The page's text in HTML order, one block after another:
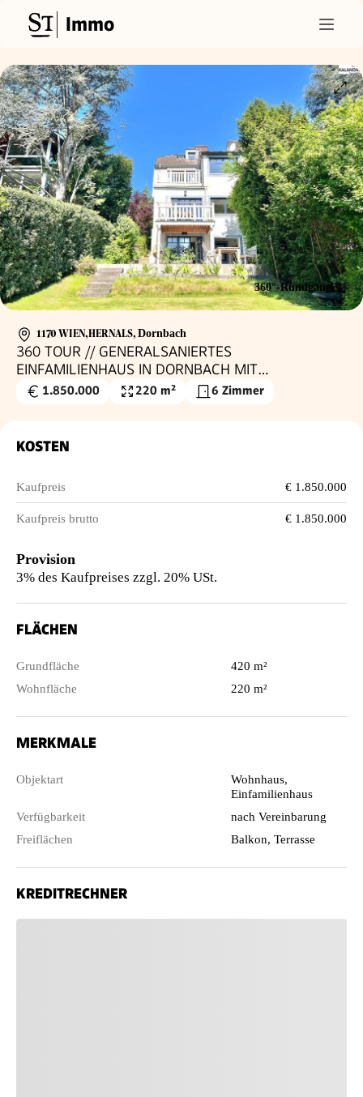
Immo
360°-Rundgang
1170 WIEN,HERNALS, Dornbach
360 TOUR // GENERALSANIERTES
EINFAMILIENHAUS IN DORNBACH MIT
UNVERBAUBAREM WIEN- BLICK
Kaufpreis
1.850.000
Wohnfläche
220 m² 6 Zimmer
KOSTEN
Kaufpreis € 1.850.000
Kaufpreis brutto € 1.850.000
Provision
3% des Kaufpreises zzgl. 20% USt.
FLÄCHEN
Grundfläche
420 m²
Wohnfläche
220 m²
MERKMALE
Objektart
Wohnhaus,
Einfamilienhaus
Verfügbarkeit
nach Vereinbarung
Freiflächen
Balkon, Terrasse
KREDITRECHNER